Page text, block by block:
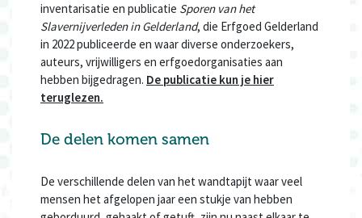
inventarisatie en publicatie Sporen van het
Slavernijverleden in Gelderland, die Erfgoed Gelderland
in 2022 publiceerde en waar diverse onderzoekers,
auteurs, vrijwilligers en erfgoedorganisaties aan
hebben bijgedragen. De publicatie kun je hier
teruglezen.
De delen komen samen
De verschillende delen van het wandtapijt waar veel
mensen het afgelopen jaar een stukje van hebben